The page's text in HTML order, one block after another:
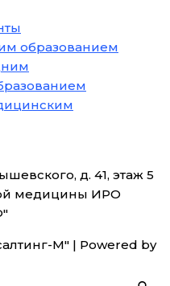
образованием
д. 41, этаж 5
медицины ИРО
М" | Powered by